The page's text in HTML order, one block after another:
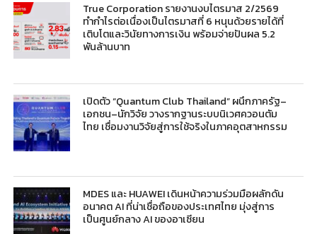
True Corporation รายงานงบไตรมาส 2/2569
ทำกำไรต่อเนื่องเป็นไตรมาสที่ 6 หนุนด้วยรายได้ที่
เติบโตและวินัยทางการเงิน พร้อมจ่ายปันผล 5.2
พันล้านบาท
เปิดตัว “Quantum Club Thailand” ผนึกภาครัฐ–
เอกชน–นักวิจัย วางรากฐานระบบนิเวศควอนตัม
ไทย เชื่อมงานวิจัยสู่การใช้จริงในภาคอุตสาหกรรม
MDES และ HUAWEI เดินหน้าความร่วมมือผลักดัน
อนาคต AI ที่น่าเชื่อถือของประเทศไทย มุ่งสู่การ
เป็นศูนย์กลาง AI ของอาเซียน